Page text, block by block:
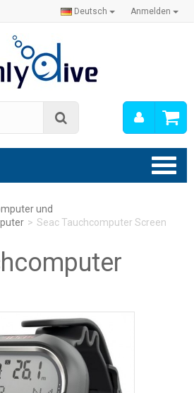
Anmelden
Deutsch
Mein
Konto
und
> Seac Tauchcomputer Screen